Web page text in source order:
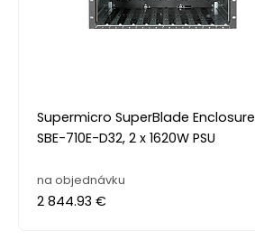
Supermicro SuperBlade Enclosure
SBE-710E-D32, 2 x 1620W PSU
na objednávku
2 844.93 €